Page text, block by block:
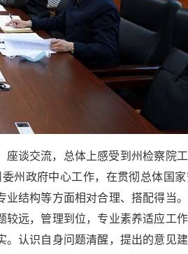
谈交流，总体上感受到州检察院
州政府中心工作，在贯彻总体国
结构等方面相对合理、搭配得当
远，管理到位，专业素养适应工作
认识自身问题清醒，提出的意见